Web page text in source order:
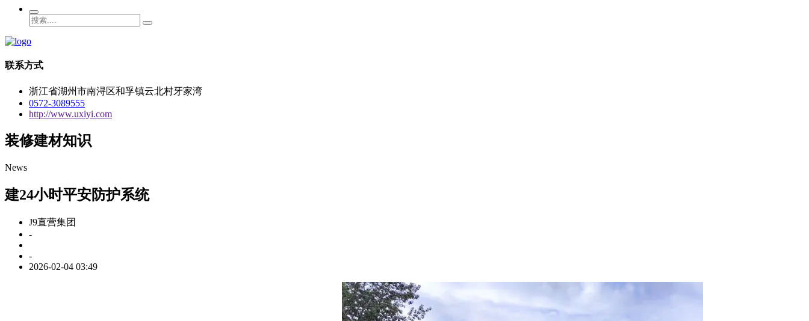
联系方式
浙江省湖州市南浔区和孚镇云北村牙家湾
0572-3089555
http://www.uxiyi.com
装修建材知识
News
建24小时平安防护系统
J9直营集团
-
-
2026-02-04 03:49